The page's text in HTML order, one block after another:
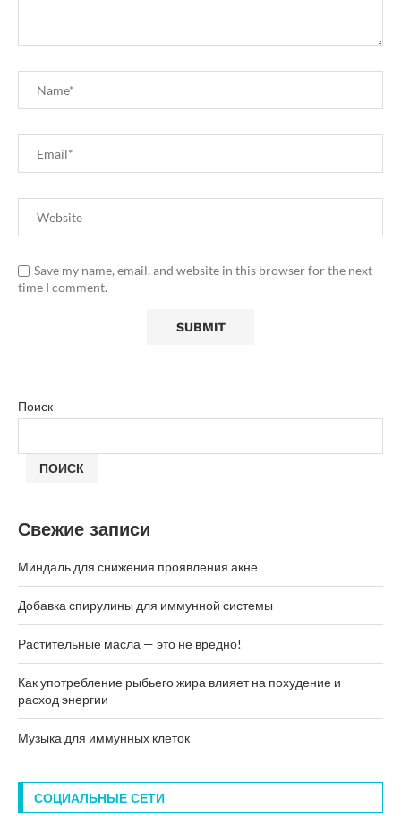
Save my name, email, and website in this browser for the next
time I comment.
Поиск
ПОИСК
Свежие записи
Миндаль для снижения проявления акне
Добавка спирулины для иммунной системы
Растительные масла — это не вредно!
Как употребление рыбьего жира влияет на похудение и
расход энергии
Музыка для иммунных клеток
СОЦИАЛЬНЫЕ СЕТИ